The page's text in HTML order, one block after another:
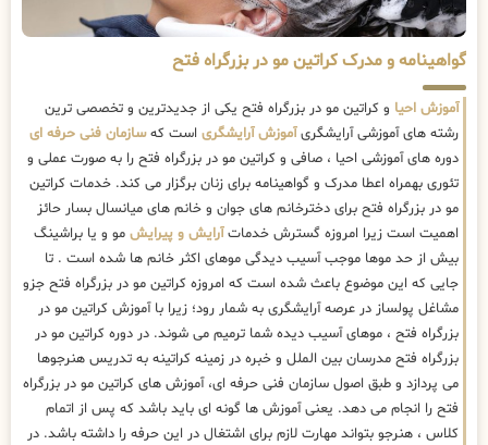
گواهینامه و مدرک کراتین مو در بزرگراه فتح
آموزش احیا و کراتین مو در بزرگراه فتح یکی از جدیدترین و تخصصی ترین
رشته های آموزشی آرایشگریآموزش آرایشگری است کهسازمان فنی حرفه ای
دوره های آموزشی احیا ، صافی و کراتین مو در بزرگراه فتح را به صورت عملی و
تئوری بهمراه اعطا مدرک و گواهینامه برای زنان برگزار می کند. خدمات کراتین
مو در بزرگراه فتح برای دخترخانم های جوان و خانم های میانسال بسار حائز
اهمیت است زیرا امروزه گسترش خدماتآرایش و پیرایش مو و یا براشینگ
بیش از حد موها موجب آسیب دیدگی موهای اکثر خانم ها شده است . تا
جایی که این موضوع باعث شده است که امروزه کراتین مو در بزرگراه فتح جزو
مشاغل پولساز در عرصه آرایشگری به شمار رود؛ زیرا با آموزش کراتین مو در
بزرگراه فتح ، موهای آسیب دیده شما ترمیم می شوند. در دوره کراتین مو در
بزرگراه فتح مدرسان بین الملل و خبره در زمینه کراتینه به تدریس هنرجوها
می پردازد و طبق اصول سازمان فنی حرفه ای، آموزش های کراتین مو در بزرگراه
فتح را انجام می دهد. یعنی آموزش ها گونه ای باید باشد که پس از اتمام
کلاس ، هنرجو بتواند مهارت لازم برای اشتغال در این حرفه را داشته باشد. در